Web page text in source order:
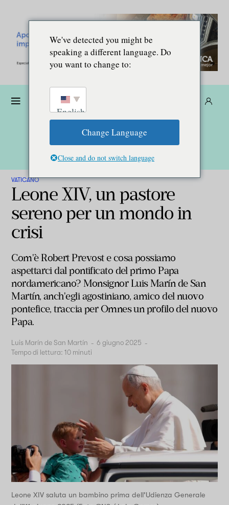
VATICANO
Leone XIV, un pastore
sereno per un mondo in
crisi
Com'è Robert Prevost e cosa possiamo
aspettarci dal pontificato del primo Papa
nordamericano? Monsignor Luis Marín de San
Martín, anch'egli agostiniano, amico del nuovo
pontefice, traccia per Omnes un profilo del nuovo
Papa.
Luis Marín de San Martín - 6 giugno 2025 -
Tempo di lettura: 10 minuti
Leone XIV saluta un bambino prima dell'Udienza Generale
We've detected you might be
speaking a different language. Do
you want to change to:
English
Change Language
Close and do not switch language